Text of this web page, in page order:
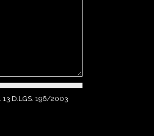
D.LGS. 196/2003